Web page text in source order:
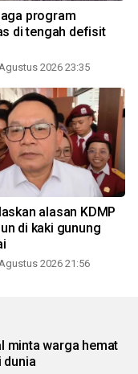
program
di tengah defisit
2026 23:35
alasan KDMP
di kaki gunung
2026 21:56
minta warga hemat
dunia